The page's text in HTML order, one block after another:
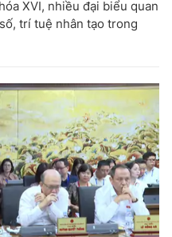
XVI, nhiều đại biểu quan
trí tuệ nhân tạo trong